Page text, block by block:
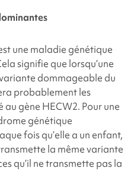
une maladie génétique
signifie que lorsqu’une
dommageable du
probablement les
gène HECW2. Pour une
génétique
fois qu’elle a un enfant,
la même variante
qu’il ne transmette pas la